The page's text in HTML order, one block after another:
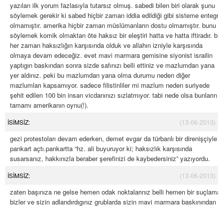
yazılan ilk yorum fazlasıyla tutarsız olmuş. sabedi bilen biri olarak şunu
söylemek gerekir ki sabed hiçbir zaman iddia edildiği gibi sisteme entegre
olmamıştır. amerika hiçbir zaman müslümanların dostu olmamıştır. bunu
söylemek komik olmaktan öte haksız bir eleştiri hatta ve hatta iftiradır. biz
her zaman haksızlığın karşısında olduk ve allahın izniyle karşısında
olmaya devam edeceğiz. evet mavi marmara gemisine siyonist israilin
yaptıgın baskından sonra sizde safınızı belli ettiniz ve mazlumdan yana
yer aldınız. peki bu mazlumdan yana olma durumu neden diğer
mazlumları kapsamıyor. sadece filistinliler mi mazlum neden suriyede
şehit edilen 100 bin insan vicdanınızı sızlatmıyor. tabi nede olsa bunların
tamamı amerikanın oynu(!).
İSİMSİZ: (13-06-2013)
gezi protestoları devam ederken, demet evgar da türbanlı bir direnişçiyle
pankart açtı.pankartta “hz. ali buyuruyor ki; haksızlık karşısında
susarsanız, hakkınızla beraber şerefinizi de kaybedersiniz” yazıyordu.
İSİMSİZ: (13-06-2013)
zaten başınıza ne gelse hemen odak noktalarınız belli hemen bir suçlama
bizler ve sizin adlandırdıgınız grublarda sizin mavi marmara baskınından